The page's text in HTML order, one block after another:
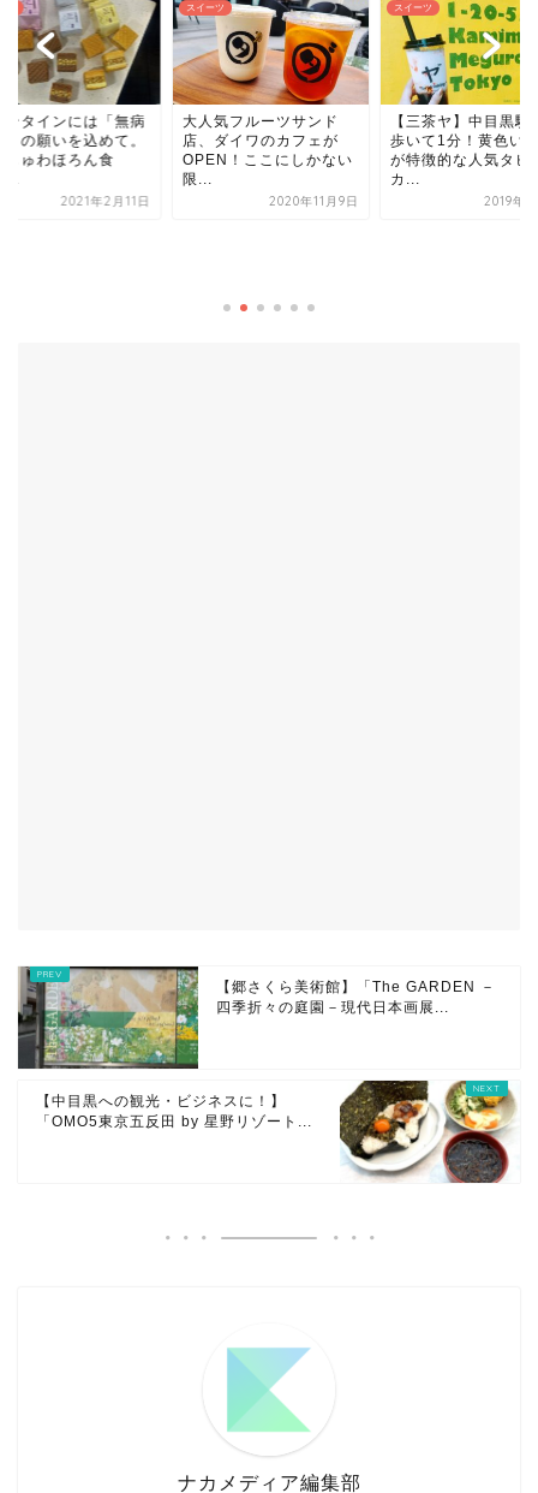
気フルーツサンド
ダイワのカフェが
！ここにしかない
2020年11月9日
スイーツ
【三茶ヤ】中目黒駅から
歩いて1分！黄色いお店
が特徴的な人気タピオ
カ...
2019年9月4日
スイーツ
【BONTEMPS 中目
【郷さくら美術館】「The GARDEN －
四季折々の庭園－現代日本画展...
【中目黒への観光・ビジネスに！】
「OMO5東京五反田 by 星野リゾート...
ナカメディア編集部